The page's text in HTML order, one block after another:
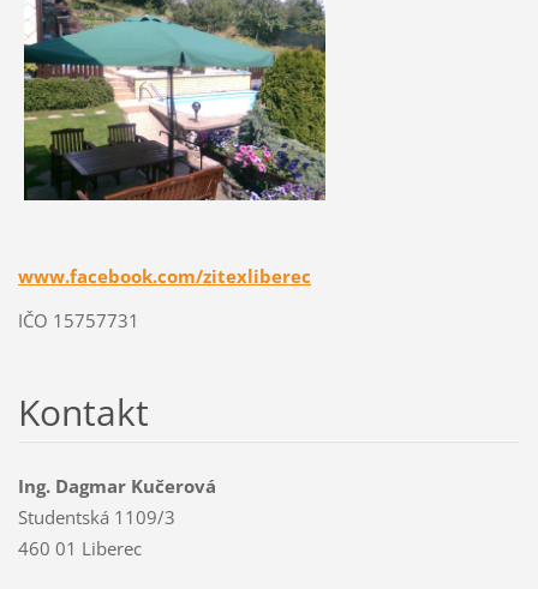
www.facebook.com/zitexliberec
IČO 15757731
Kontakt
Ing. Dagmar Kučerová
Studentská 1109/3
460 01 Liberec